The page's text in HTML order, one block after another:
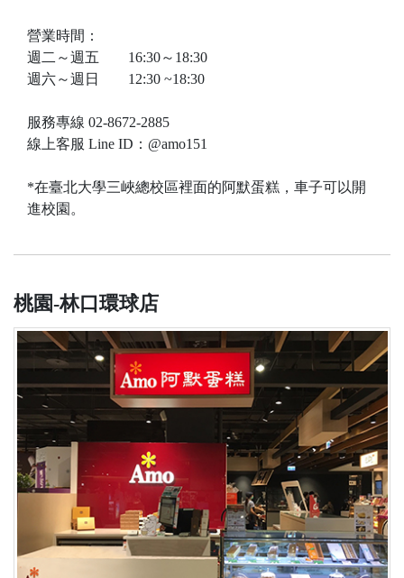
營業時間：
週二～週五 16:30～18:30
週六～週日 12:30 ~18:30
服務專線 02-8672-2885
線上客服 Line ID：@amo151
*在臺北大學三峽總校區裡面的阿默蛋糕，車子可以開
進校園。
桃園-林口環球店